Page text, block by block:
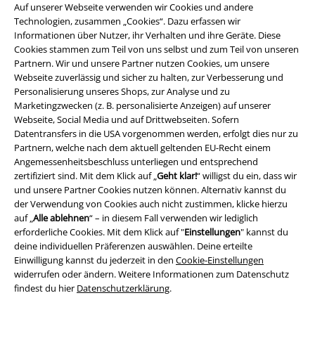
Auf unserer Webseite verwenden wir Cookies und andere
Technologien, zusammen „Cookies“. Dazu erfassen wir
Informationen über Nutzer, ihr Verhalten und ihre Geräte. Diese
Cookies stammen zum Teil von uns selbst und zum Teil von unseren
Partnern. Wir und unsere Partner nutzen Cookies, um unsere
Webseite zuverlässig und sicher zu halten, zur Verbesserung und
Personalisierung unseres Shops, zur Analyse und zu
Marketingzwecken (z. B. personalisierte Anzeigen) auf unserer
Webseite, Social Media und auf Drittwebseiten. Sofern
Datentransfers in die USA vorgenommen werden, erfolgt dies nur zu
Partnern, welche nach dem aktuell geltenden EU-Recht einem
Angemessenheitsbeschluss unterliegen und entsprechend
zertifiziert sind. Mit dem Klick auf „Geht klar!“ willigst du ein, dass wir
und unsere Partner Cookies nutzen können. Alternativ kannst du
der Verwendung von Cookies auch nicht zustimmen, klicke hierzu
auf „Alle ablehnen“ – in diesem Fall verwenden wir lediglich
erforderliche Cookies. Mit dem Klick auf "Einstellungen" kannst du
deine individuellen Präferenzen auswählen. Deine erteilte
Einwilligung kannst du jederzeit in den Cookie-Einstellungen
widerrufen oder ändern. Weitere Informationen zum Datenschutz
findest du hier Datenschutzerklärung.
Rechtliches
AGB
Impressum
Datenschutz
Entsorgung und Umweltschutz
Konformitätserklärung